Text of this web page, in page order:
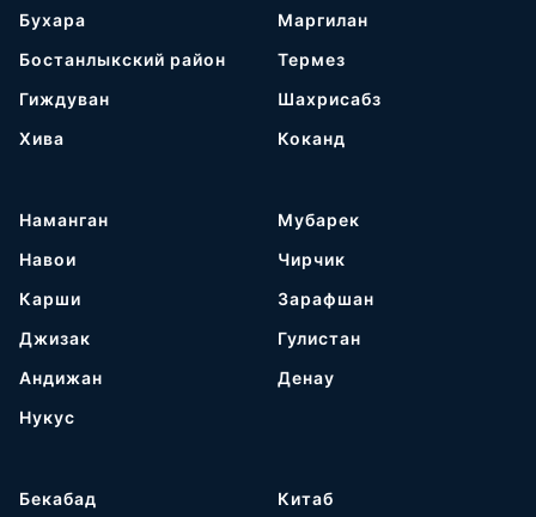
Бухара
Бостанлыкский район
Гиждуван
Хива
Маргилан
Термез
Шахрисабз
Коканд
Наманган
Навои
Карши
Джизак
Андижан
Нукус
Мубарек
Чирчик
Зарафшан
Гулистан
Денау
Бекабад
Китаб